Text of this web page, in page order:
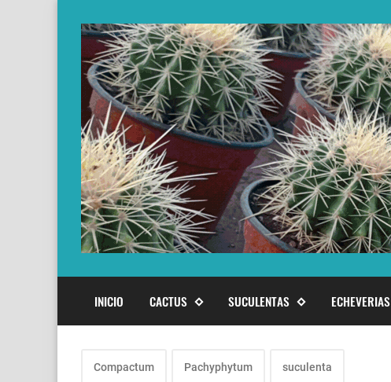
INICIO CACTUS SUCULENTAS ECHEVERIAS
Compactum Pachyphytum suculenta